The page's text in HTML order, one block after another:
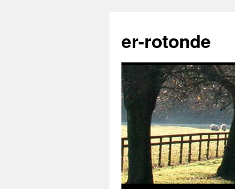
de
inhoud
er-rotonde